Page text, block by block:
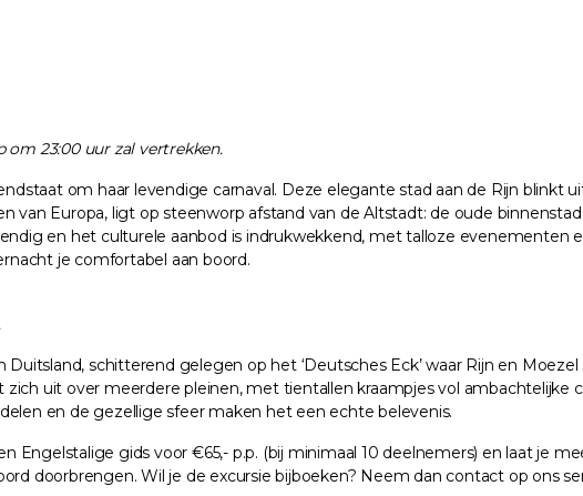
om 23:00 uur zal vertrekken.
om haar levendige carnaval. Deze elegante stad aan de Rijn blinkt
van Europa, ligt op steenworp afstand van de Altstadt: de oude
en het culturele aanbod is indrukwekkend, met talloze evenementen
je comfortabel aan boord.
schitterend gelegen op het ‘Deutsches Eck’ waar Rijn en
uit over meerdere pleinen, met tientallen kraampjes vol ambachtelijke
en de gezellige sfeer maken het een echte belevenis.
gids voor €65,- p.p. (bij minimaal 10 deelnemers) en laat je
doorbrengen. Wil je de excursie bijboeken? Neem dan contact op ons